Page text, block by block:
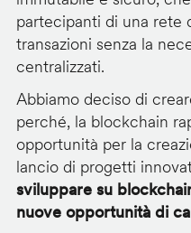
partecipanti di una rete
transazioni senza la
centralizzati.
Abbiamo deciso di
perché, la blockchain
opportunità per la
lancio di progetti
sviluppare su
nuove opportunità di